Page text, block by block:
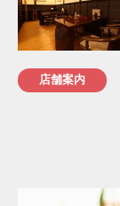
店舗案内